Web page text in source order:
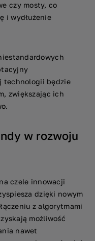
czy mosty, co
i wydłużenie
technologii będzie
zwiększając ich
w rozwoju
czele innowacji
dzięki nowym
z algorytmami
możliwość
nawet